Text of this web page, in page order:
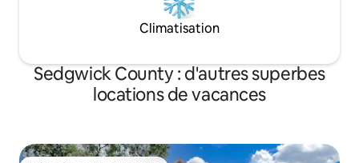
Climatisation
Sedgwick County : d'autres superbes
locations de vacances